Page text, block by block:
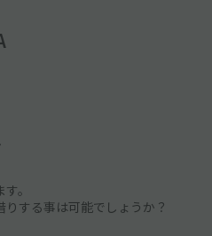
。
する事は可能でしょうか？